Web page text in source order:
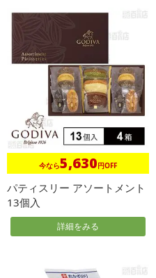
今なら5,630円OFF
パティスリー アソートメント
13個入
詳細をみる